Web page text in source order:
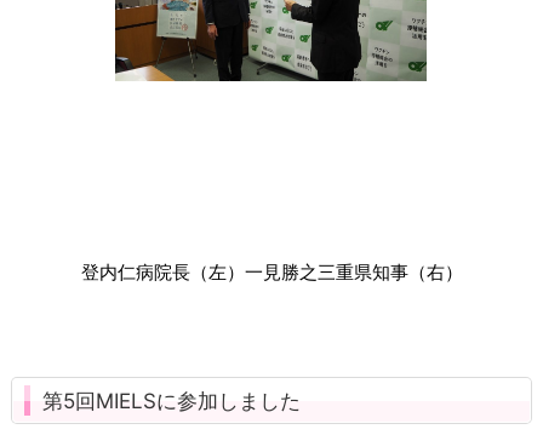
登内仁病院長（左）一見勝之三重県知事（右）
第5回MIELSに参加しました